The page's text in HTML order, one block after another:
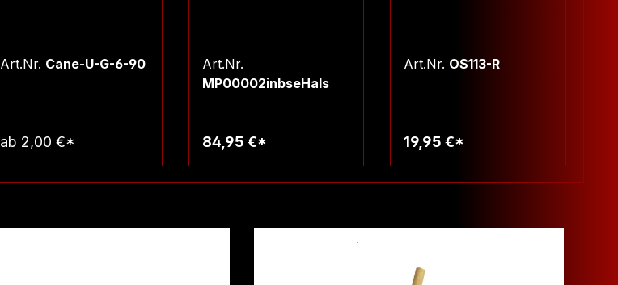
Art.Nr. Cane-U-G-6-90
ab 2,00 €*
Art.Nr.
MP00002inbseHals
84,95 €*
Art.Nr. OS113-R
19,95 €*